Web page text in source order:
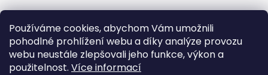
Používáme cookies, abychom Vám umožnili
pohodlné prohlížení webu a díky analýze provozu
webu neustále zlepšovali jeho funkce, výkon a
použitelnost. Více informací
Podmínky ochrany osobních údajů
Formulář pro odstoupení od smlouvy
Kontakty